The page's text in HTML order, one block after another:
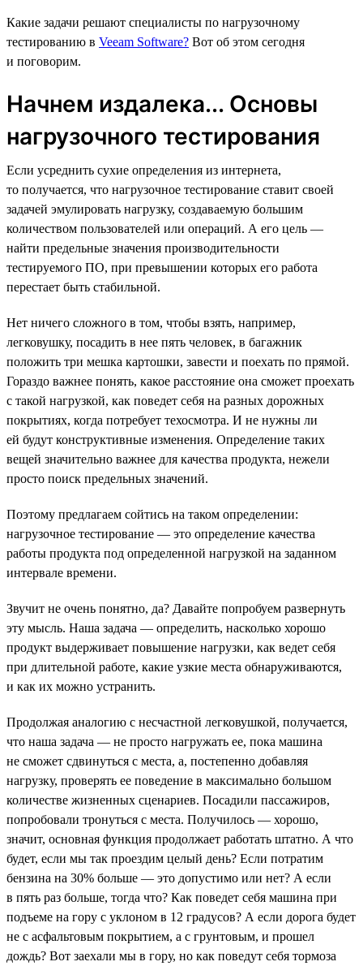
Какие задачи решают специалисты по нагрузочному
тестированию в Veeam Software? Вот об этом сегодня
и поговорим.
Начнем издалека... Основы
нагрузочного тестирования
Если усреднить сухие определения из интернета,
то получается, что нагрузочное тестирование ставит своей
задачей эмулировать нагрузку, создаваемую большим
количеством пользователей или операций. А его цель —
найти предельные значения производительности
тестируемого ПО, при превышении которых его работа
перестает быть стабильной.
Нет ничего сложного в том, чтобы взять, например,
легковушку, посадить в нее пять человек, в багажник
положить три мешка картошки, завести и поехать по прямой.
Гораздо важнее понять, какое расстояние она сможет проехать
с такой нагрузкой, как поведет себя на разных дорожных
покрытиях, когда потребует техосмотра. И не нужны ли
ей будут конструктивные изменения. Определение таких
вещей значительно важнее для качества продукта, нежели
просто поиск предельных значений.
Поэтому предлагаем сойтись на таком определении:
нагрузочное тестирование — это определение качества
работы продукта под определенной нагрузкой на заданном
интервале времени.
Звучит не очень понятно, да? Давайте попробуем развернуть
эту мысль. Наша задача — определить, насколько хорошо
продукт выдерживает повышение нагрузки, как ведет себя
при длительной работе, какие узкие места обнаруживаются,
и как их можно устранить.
Продолжая аналогию с несчастной легковушкой, получается,
что наша задача — не просто нагружать ее, пока машина
не сможет сдвинуться с места, а, постепенно добавляя
нагрузку, проверять ее поведение в максимально большом
количестве жизненных сценариев. Посадили пассажиров,
попробовали тронуться с места. Получилось — хорошо,
значит, основная функция продолжает работать штатно. А что
будет, если мы так проездим целый день? Если потратим
бензина на 30% больше — это допустимо или нет? А если
в пять раз больше, тогда что? Как поведет себя машина при
подъеме на гору с уклоном в 12 градусов? А если дорога будет
не с асфальтовым покрытием, а с грунтовым, и прошел
дождь? Вот заехали мы в гору, но как поведут себя тормоза